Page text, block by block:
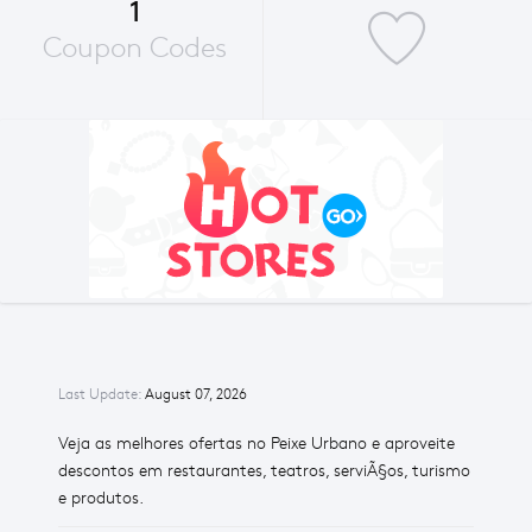
Last Update: August 07, 2026
Veja as melhores ofertas no Peixe Urbano e aproveite
descontos em restaurantes, teatros, serviÃ§os, turismo
e produtos.
1
Coupon Codes